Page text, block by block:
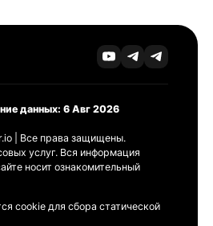
данных: 6 Авг 2026
| Все права защищены.
услуг. Вся информация
носит ознакомительный
cookie для сбора статической